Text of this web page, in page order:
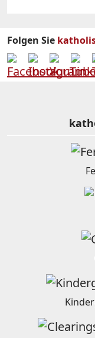
Folgen Sie